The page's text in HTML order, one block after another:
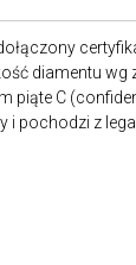
diamentu wg
piąte C
i pochodzi z